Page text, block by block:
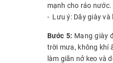
mạnh cho ráo nước.
- Lưu ý: Dây giày
Bước 5: Mang giày
trời mưa, không khí
làm giãn nở keo và